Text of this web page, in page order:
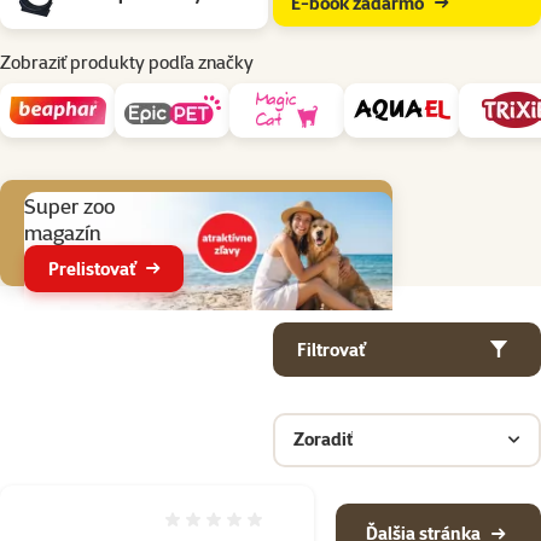
Zobraziť produkty podľa značky
Super zoo
magazín
Prelistovať
Filtrovať
Zoradiť
Produkty v kategorii Hračky pre mačky
Ďalšia stránka